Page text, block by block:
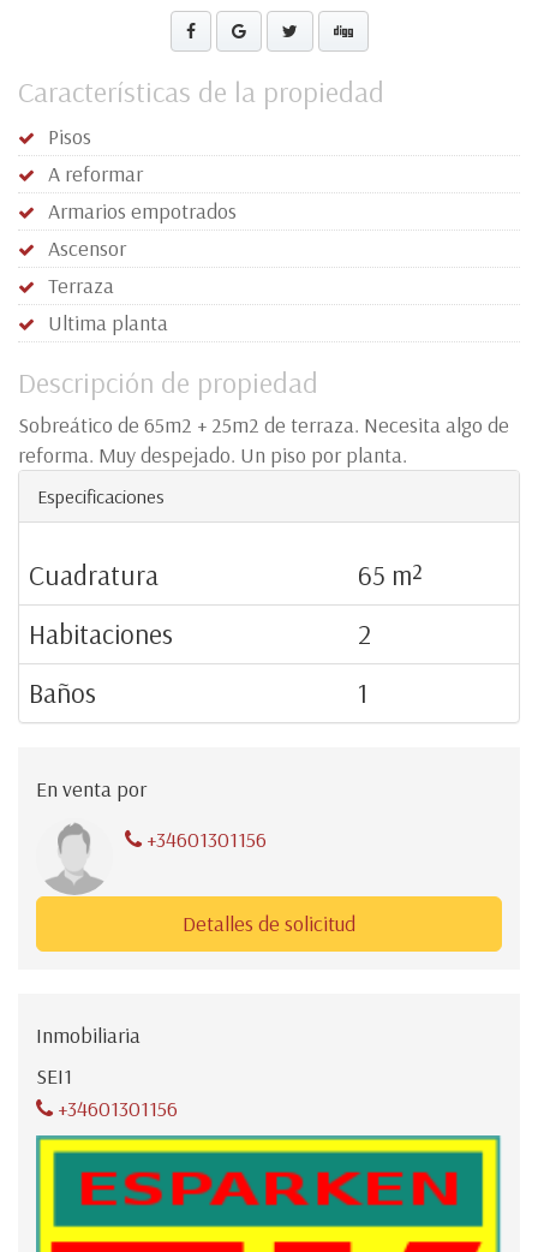
Características de la propiedad
Pisos
A reformar
Armarios empotrados
Ascensor
Terraza
Ultima planta
Descripción de propiedad
Sobreático de 65m2 + 25m2 de terraza. Necesita algo de
reforma. Muy despejado. Un piso por planta.
Especificaciones
Cuadratura
65 m²
Habitaciones
2
Baños
1
En venta por
+34601301156
Detalles de solicitud
Inmobiliaria
SEI1
+34601301156